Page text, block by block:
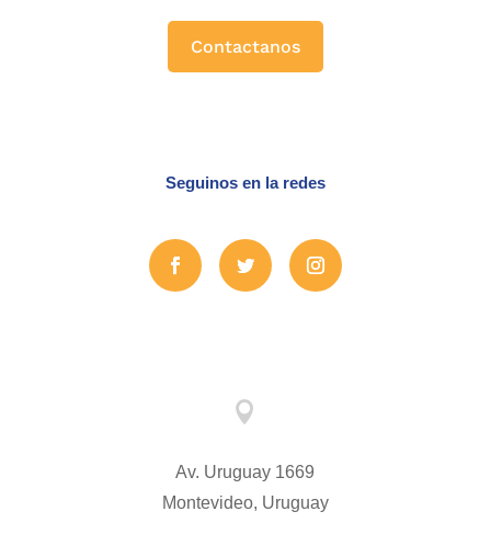
Contactanos
Seguinos en la redes

Av. Uruguay 1669
Montevideo, Uruguay